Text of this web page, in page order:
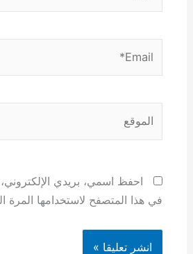
احفظ اسمي، بريدي الإلكتروني،
في هذا المتصفح لاستخدامها المرة